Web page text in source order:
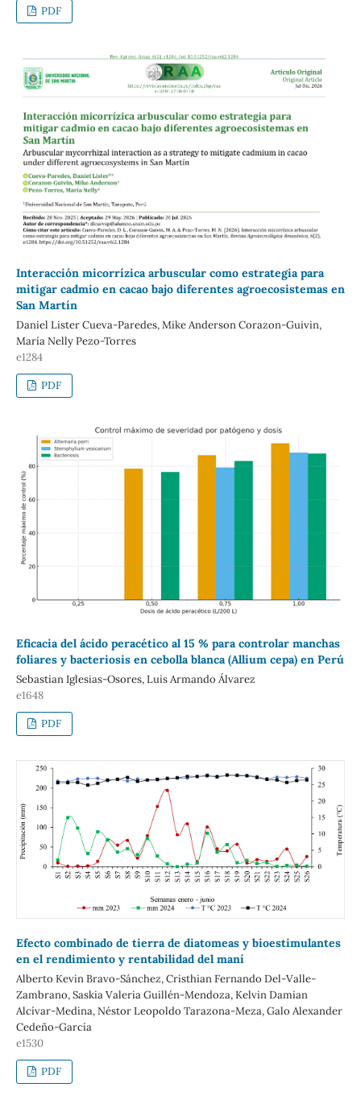
PDF
Interacción micorrízica arbuscular como estrategia para
mitigar cadmio en cacao bajo diferentes agroecosistemas en
San Martín
Daniel Lister Cueva-Paredes, Mike Anderson Corazon-Guivin,
María Nelly Pezo-Torres
e1284
PDF
Eficacia del ácido peracético al 15 % para controlar manchas
foliares y bacteriosis en cebolla blanca (Allium cepa) en Perú
Sebastian Iglesias-Osores, Luis Armando Álvarez
e1648
PDF
Efecto combinado de tierra de diatomeas y bioestimulantes
en el rendimiento y rentabilidad del maní
Alberto Kevin Bravo-Sánchez, Cristhian Fernando Del-Valle-
Zambrano, Saskia Valeria Guillén-Mendoza, Kelvin Damian
Alcívar-Medina, Néstor Leopoldo Tarazona-Meza, Galo Alexander
Cedeño-García
e1530
PDF